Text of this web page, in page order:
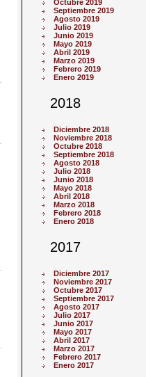
Octubre 2019
Septiembre 2019
Agosto 2019
Julio 2019
Junio 2019
Mayo 2019
Abril 2019
Marzo 2019
Febrero 2019
Enero 2019
2018
Diciembre 2018
Noviembre 2018
Octubre 2018
Septiembre 2018
Agosto 2018
Julio 2018
Junio 2018
Mayo 2018
Abril 2018
Marzo 2018
Febrero 2018
Enero 2018
2017
Diciembre 2017
Noviembre 2017
Octubre 2017
Septiembre 2017
Agosto 2017
Julio 2017
Junio 2017
Mayo 2017
Abril 2017
Marzo 2017
Febrero 2017
Enero 2017